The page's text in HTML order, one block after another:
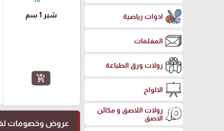
ادوات رياضية
المغلفات
رولات ورق الطباعة
الالواح
رولات اللاصق و مكائن
الاصق
شبر 1 سم
add_shopping_cart
عروض وخصومات